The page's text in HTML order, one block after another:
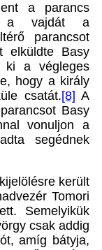
a parancs
a vajdát a
parancsot
elküldte Basy
ki a végleges
hogy a király
csatát.[8] A
Basy
vonuljon a
segédnek
került
Tomori
Semelyikük
csak addig
amíg bátyja,